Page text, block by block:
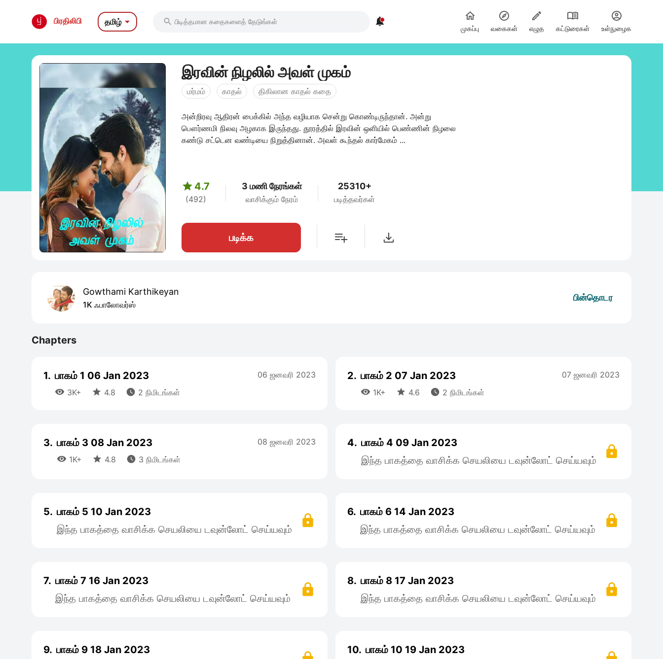
பிரதிலிபி தமிழ்  
முகப்பு வகைகள் எழுத கட்டுரைகள் உள்நுழைக
இரவின் நிழலில் அவள் முகம்
மர்மம் காதல் திகிலான காதல் கதை
அன்றிரவு ஆதிரன் பைக்கில் அந்த வழியாக சென்று கொண்டிருந்தான். அன்று
பௌர்ணமி நிலவு அழகாக இருந்தது. தூரத்தில் இரவின் ஒளியில் பெண்ணின் நிழலை
கண்டு சட்டென வண்டியை நிறுத்தினான். அவள் கூந்தல் கார்மேகம் ...
 4.7
(492)
3 மணி நேரங்கள்
வாசிக்கும் நேரம்
25310+
படித்தவர்கள்
படிக்க
Gowthami Karthikeyan
1K ஃபாலோவர்ஸ்
பின்தொடர
Chapters
1. பாகம் 1 06 Jan 2023
 3K+  4.8  2 நிமிடங்கள்
06 ஜனவரி 2023 2. பாகம் 2 07 Jan 2023
 1K+  4.6  2 நிமிடங்கள்
07 ஜனவரி 2023
3. பாகம் 3 08 Jan 2023
 1K+  4.8  3 நிமிடங்கள்
08 ஜனவரி 2023 4. பாகம் 4 09 Jan 2023
இந்த பாகத்தை வாசிக்க செயலியை டவுன்லோட் செய்யவும்
5. பாகம் 5 10 Jan 2023
இந்த பாகத்தை வாசிக்க செயலியை டவுன்லோட் செய்யவும்
6. பாகம் 6 14 Jan 2023
இந்த பாகத்தை வாசிக்க செயலியை டவுன்லோட் செய்யவும்
7. பாகம் 7 16 Jan 2023
இந்த பாகத்தை வாசிக்க செயலியை டவுன்லோட் செய்யவும்
8. பாகம் 8 17 Jan 2023
இந்த பாகத்தை வாசிக்க செயலியை டவுன்லோட் செய்யவும்
9. பாகம் 9 18 Jan 2023
10. பாகம் 10 19 Jan 2023